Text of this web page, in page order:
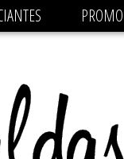
js/